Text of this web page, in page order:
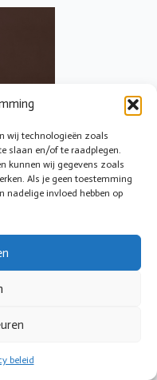
wij technologieën zoals
slaan en/of te raadplegen.
kunnen wij gegevens zoals
Als je geen toestemming
nadelige invloed hebben op
beleid